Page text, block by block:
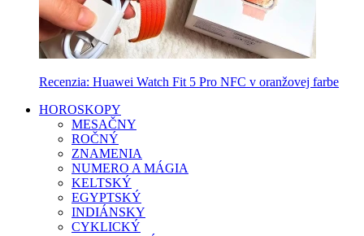
Recenzia: Huawei Watch Fit 5 Pro NFC v oranžovej farbe
HOROSKOPY
MESAČNY
ROČNÝ
ZNAMENIA
NUMERO A MÁGIA
KELTSKÝ
EGYPTSKÝ
INDIÁNSKY
CYKLICKÝ